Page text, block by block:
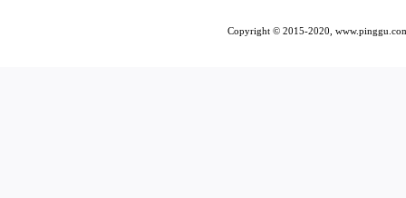
Copyright © 2015-2020,